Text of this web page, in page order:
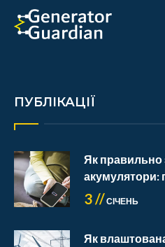
ПУБЛІКАЦІЇ
Як правильно
акумулятори:
3 //СІЧЕНЬ
Як